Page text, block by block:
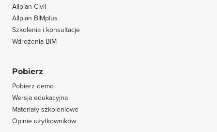
Allplan Civil
Allplan BIMplus
Szkolenia i konsultacje
Wdrożenia BIM
Pobierz
Pobierz demo
Wersja edukacyjna
Materiały szkoleniowe
Opinie użytkowników